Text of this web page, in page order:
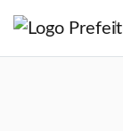
|